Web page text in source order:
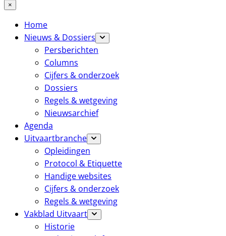
×
Home
Nieuws & Dossiers
Persberichten
Columns
Cijfers & onderzoek
Dossiers
Regels & wetgeving
Nieuwsarchief
Agenda
Uitvaartbranche
Opleidingen
Protocol & Etiquette
Handige websites
Cijfers & onderzoek
Regels & wetgeving
Vakblad Uitvaart
Historie